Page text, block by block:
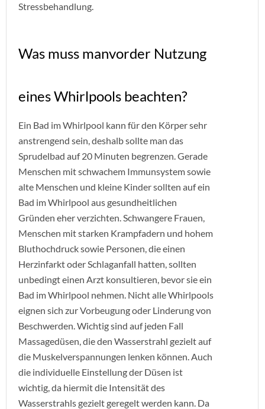
Stressbehandlung.
Was muss manvorder Nutzung
eines Whirlpools beachten?
Ein Bad im Whirlpool kann für den Körper sehr
anstrengend sein, deshalb sollte man das
Sprudelbad auf 20 Minuten begrenzen. Gerade
Menschen mit schwachem Immunsystem sowie
alte Menschen und kleine Kinder sollten auf ein
Bad im Whirlpool aus gesundheitlichen
Gründen eher verzichten. Schwangere Frauen,
Menschen mit starken Krampfadern und hohem
Bluthochdruck sowie Personen, die einen
Herzinfarkt oder Schlaganfall hatten, sollten
unbedingt einen Arzt konsultieren, bevor sie ein
Bad im Whirlpool nehmen. Nicht alle Whirlpools
eignen sich zur Vorbeugung oder Linderung von
Beschwerden. Wichtig sind auf jeden Fall
Massagedüsen, die den Wasserstrahl gezielt auf
die Muskelverspannungen lenken können. Auch
die individuelle Einstellung der Düsen ist
wichtig, da hiermit die Intensität des
Wasserstrahls gezielt geregelt werden kann. Da